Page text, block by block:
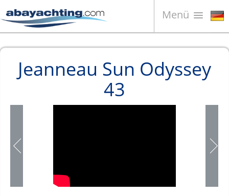
Menü
Boote zum Verkauf
Unternehmen
Boote Verkaufen
Video
Jeanneau Sun Odyssey
43